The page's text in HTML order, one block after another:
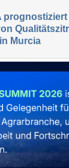
prognostiziert
Murcia